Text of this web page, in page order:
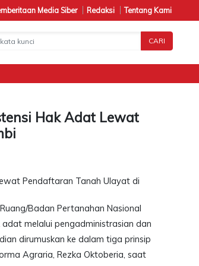
Media Siber Redaksi Tentang Kami
CARI
Hak Adat Lewat
Badan Pertanahan Nasional
melalui pengadministrasian dan
dirumuskan ke dalam tiga prinsip
Agraria, Rezka Oktoberia, saat